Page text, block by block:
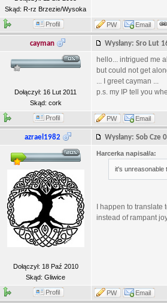
Skąd: R-rz Brzezie/Wysoka
Profil PW Email
cayman Wysłany: Sro Lut
Dołączył: 16 Lut 2011
Skąd: cork
hello... intrigued me
but could not get
... I greet cayman ...
p.s. my IP tell you
Profil PW Email
azrael1982 Wysłany: Sob
Dołączył: 18 Paź 2010
Skąd: Gliwice
Harcerka napisał/a:
it's unreasonable
I happen to
instead of rampant
Profil PW Email